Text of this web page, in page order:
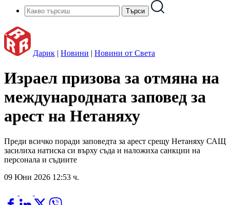
Дарик | Новини | Новини от Света
Израел призова за отмяна на
международната заповед за
арест на Нетаняху
Преди всичко поради заповедта за арест срещу Нетаняху САЩ
засилиха натиска си върху съда и наложиха санкции на
персонала и съдиите
09 Юни 2026 12:53 ч.